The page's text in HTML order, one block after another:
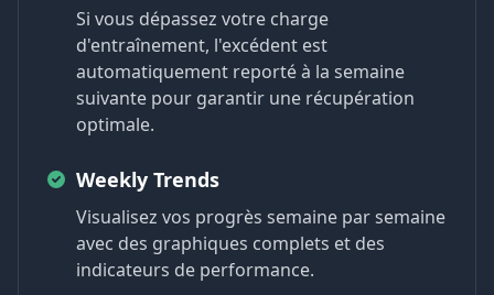
Si vous dépassez votre charge
d'entraînement, l'excédent est
automatiquement reporté à la semaine
suivante pour garantir une récupération
optimale.
Weekly Trends
Visualisez vos progrès semaine par semaine
avec des graphiques complets et des
indicateurs de performance.